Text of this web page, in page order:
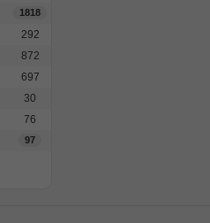
1818
292
872
697
30
76
97